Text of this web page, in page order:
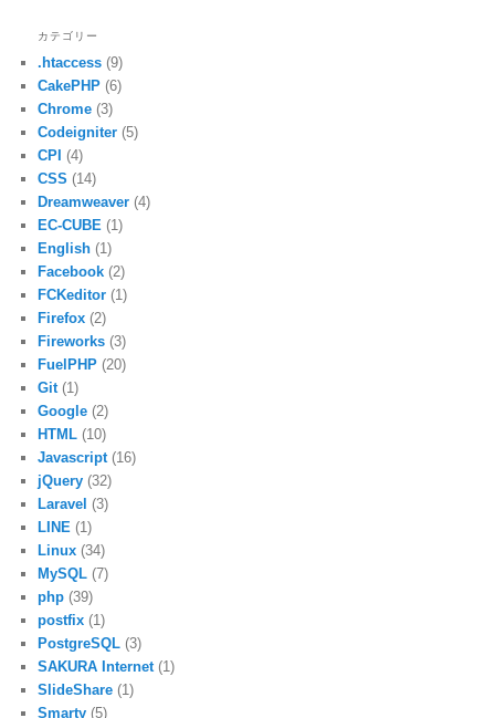
カテゴリー
.htaccess (9)
CakePHP (6)
Chrome (3)
Codeigniter (5)
CPI (4)
CSS (14)
Dreamweaver (4)
EC-CUBE (1)
English (1)
Facebook (2)
FCKeditor (1)
Firefox (2)
Fireworks (3)
FuelPHP (20)
Git (1)
Google (2)
HTML (10)
Javascript (16)
jQuery (32)
Laravel (3)
LINE (1)
Linux (34)
MySQL (7)
php (39)
postfix (1)
PostgreSQL (3)
SAKURA Internet (1)
SlideShare (1)
Smarty (5)